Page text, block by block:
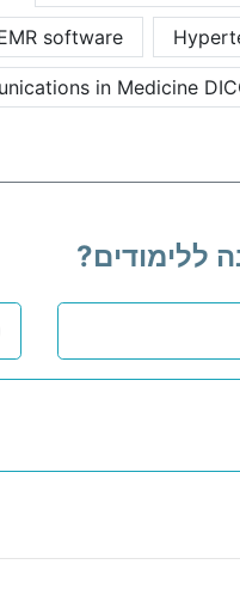
software
in Medicine
ללימודים?